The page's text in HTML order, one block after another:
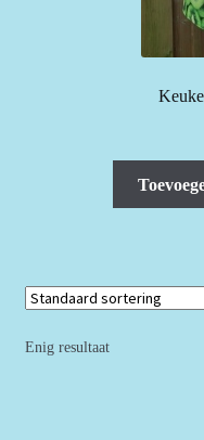
Enig resultaat